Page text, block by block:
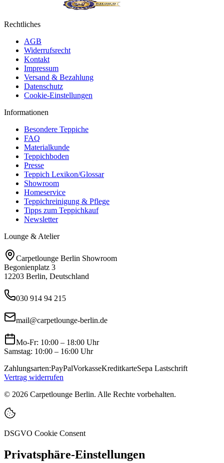
Rechtliches
AGB
Widerrufsrecht
Kontakt
Impressum
Versand & Bezahlung
Datenschutz
Cookie-Einstellungen
Informationen
Besondere Teppiche
FAQ
Materialkunde
Teppichboden
Presse
Teppich Lexikon/Glossar
Showroom
Homeservice
Teppichreinigung & Pflege
Tipps zum Teppichkauf
Newsletter
Lounge & Atelier
Carpetlounge Berlin Showroom
Begonienplatz 3
12203 Berlin, Deutschland
030 914 94 215
mail@carpetlounge-berlin.de
Mo-Fr: 10:00 – 18:00 Uhr
Samstag: 10:00 – 16:00 Uhr
Zahlungsarten:PayPalVorkasseKreditkarteSepa Lastschrift
Vertrag widerrufen
© 2026 Carpetlounge Berlin. Alle Rechte vorbehalten.
DSGVO Cookie Consent
Privatsphäre-Einstellungen